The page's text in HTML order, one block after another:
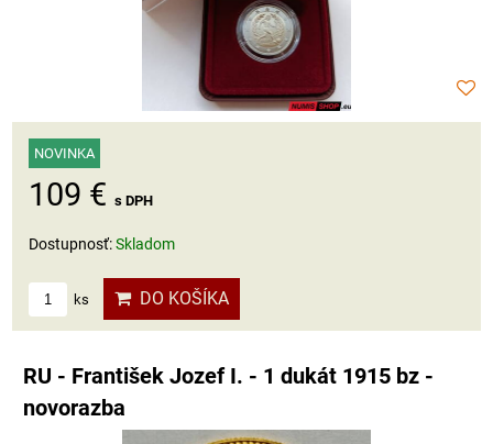
NOVINKA
109 € s DPH
Dostupnosť:Skladom
ks DO KOŠÍKA
RU - František Jozef I. - 1 dukát 1915 bz -
novorazba